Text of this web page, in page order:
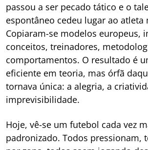
passou a ser pecado tático e o
espontâneo cedeu lugar ao atleta
Copiaram-se modelos europeus,
conceitos, treinadores,
comportamentos. O resultado é
eficiente em teoria, mas órfã
tornava única: a alegria, a
imprevisibilidade.
Hoje, vê-se um futebol cada vez
padronizado. Todos pressionam,